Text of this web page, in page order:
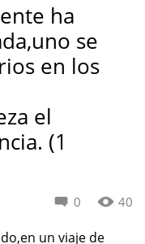
ha
se
en los
el
(1
0 40
un viaje de